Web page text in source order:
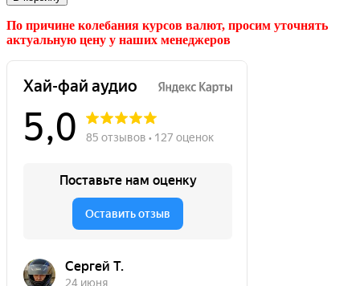
По причине колебания курсов валют, просим уточнять
актуальную цену у наших менеджеров